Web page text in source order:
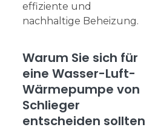
effiziente und
nachhaltige Beheizung.
Warum Sie sich für
eine Wasser-Luft-
Wärmepumpe von
Schlieger
entscheiden sollten